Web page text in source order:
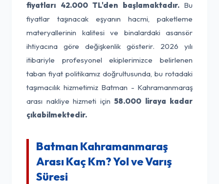
fiyatları 42.000 TL'den başlamaktadır.Bu
fiyatlar taşınacak eşyanın hacmi, paketleme
materyallerinin kalitesi ve binalardaki asansör
ihtiyacına göre değişkenlik gösterir. 2026 yılı
itibariyle profesyonel ekiplerimizce belirlenen
taban fiyat politikamız doğrultusunda, bu rotadaki
taşımacılık hizmetimiz Batman - Kahramanmaraş
arası nakliye hizmeti için 58.000 liraya kadar
çıkabilmektedir.
Batman Kahramanmaraş
Arası Kaç Km? Yol ve Varış
Süresi